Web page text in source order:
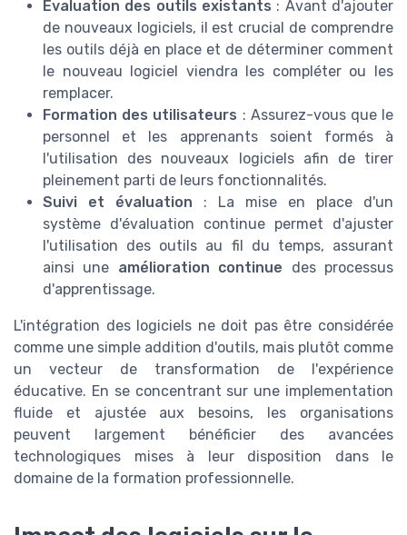
Evaluation des outils existants : Avant d'ajouter
de nouveaux logiciels, il est crucial de comprendre
les outils déjà en place et de déterminer comment
le nouveau logiciel viendra les compléter ou les
remplacer.
Formation des utilisateurs : Assurez-vous que le
personnel et les apprenants soient formés à
l'utilisation des nouveaux logiciels afin de tirer
pleinement parti de leurs fonctionnalités.
Suivi et évaluation : La mise en place d'un
système d'évaluation continue permet d'ajuster
l'utilisation des outils au fil du temps, assurant
ainsi une amélioration continue des processus
d'apprentissage.
L'intégration des logiciels ne doit pas être considérée
comme une simple addition d'outils, mais plutôt comme
un vecteur de transformation de l'expérience
éducative. En se concentrant sur une implementation
fluide et ajustée aux besoins, les organisations
peuvent largement bénéficier des avancées
technologiques mises à leur disposition dans le
domaine de la formation professionnelle.